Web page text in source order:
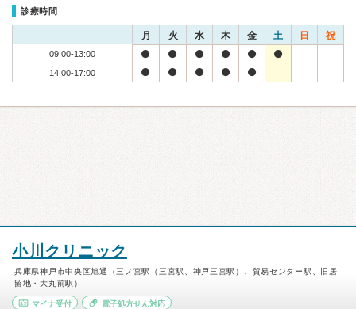
診療時間
月 火 水 木 金 土 日 祝
09:00-13:00
14:00-17:00
小川クリニック
兵庫県神戸市中央区旭通（三ノ宮駅（三宮駅、神戸三宮駅）、貿易センター駅、旧居
留地・大丸前駅）
マイナ受付 電子処方せん対応